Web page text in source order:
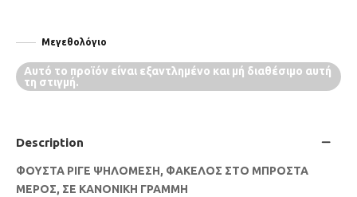
Μεγεθολόγιο
Αυτό το προϊόν είναι εξαντλημένο και μή διαθέσιμο αυτή
τη στιγμή.
Description
ΦΟΥΣΤΑ ΡΙΓΕ ΨΗΛΟΜΕΣΗ, ΦΑΚΕΛΟΣ ΣΤΟ ΜΠΡΟΣΤΑ
ΜΕΡΟΣ, ΣΕ ΚΑΝΟΝΙΚΗ ΓΡΑΜΜΗ